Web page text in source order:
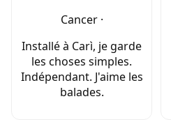
Cancer ·
Installé à Carì, je garde
les choses simples.
Indépendant. J'aime les
balades.